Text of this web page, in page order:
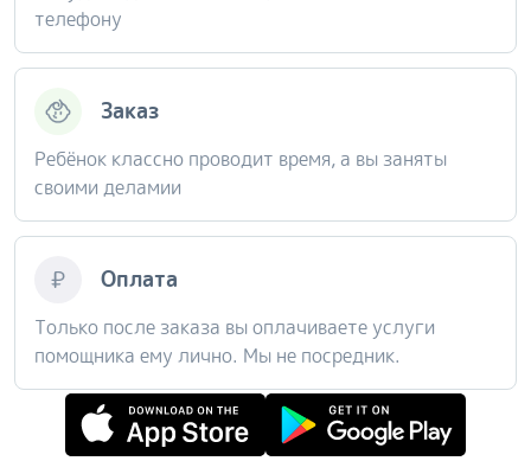
телефону
Заказ
Ребёнок классно проводит время, а вы заняты
своими деламии
Оплата
Только после заказа вы оплачиваете услуги
помощника ему лично. Мы не посредник.